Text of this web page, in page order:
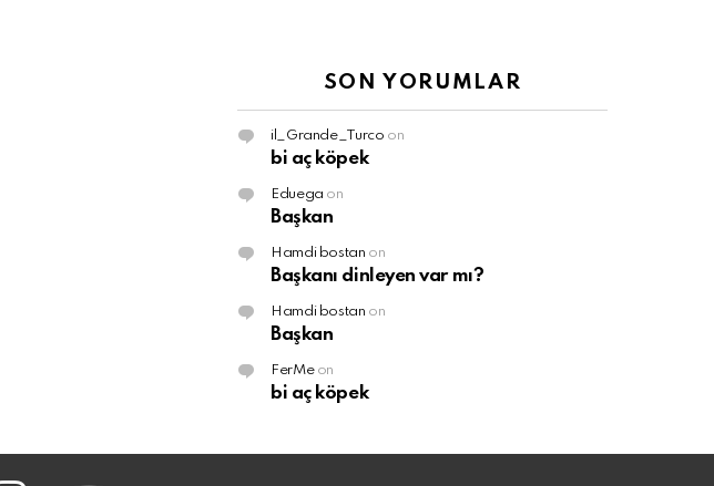
SON YORUMLAR
il_Grande_Turco on
bi aç köpek
Eduega on
Başkan
Hamdi bostan on
Başkanı dinleyen var mı?
Hamdi bostan on
Başkan
FerMeon
bi aç köpek
instagram youtube